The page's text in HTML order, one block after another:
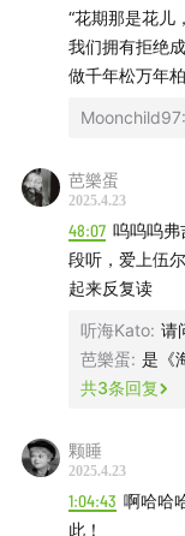
人的「关注
力
我钟爱鲜花
– 嘉宾推荐的作品
《海浪》（The
Woolf）著
Vita Nova，
“花期那是花儿
我们拥有拒绝
做千年松万年柏
Moonchild97:
芭樂蛋
2025.4.23
48:07 呜呜呜
段听，爱上伍
起来反复读
听海Kato: 请
芭樂蛋: 是《
共3条回复
颗睡
2025.4.23
1:04:43 啊哈哈
此！